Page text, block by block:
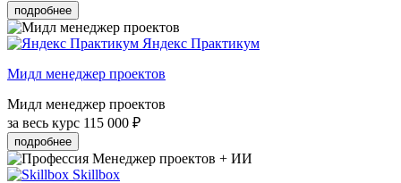
подробнее
Яндекс Практикум
Мидл менеджер проектов
Мидл менеджер проектов
за весь курс 115 000 ₽
подробнее
Skillbox